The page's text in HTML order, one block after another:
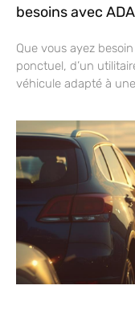
besoins avec
Que vous ayez
ponctuel, d’un
véhicule adapté à